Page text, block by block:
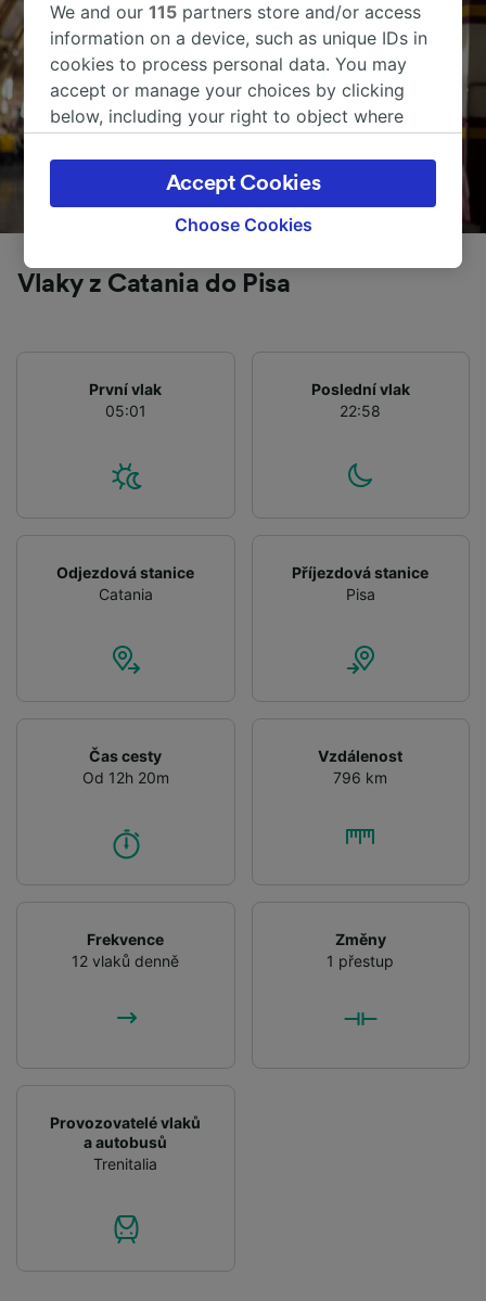
Vlaky z Catania do Pisa
První vlak
05:01
Poslední vlak
22:58
Odjezdová stanice
Catania
Příjezdová stanice
Pisa
Čas cesty
Od 12h 20m
Vzdálenost
796 km
Frekvence
12 vlaků denně
Změny
1 přestup
Provozovatelé vlaků
a autobusů
Trenitalia
We and our115 partners store and/or access
information on a device, such as unique IDs in
cookies to process personal data. You may
accept or manage your choices by clicking
below, including your right to object where
the privacy policy page. These choices will be
signaled to our partners and will not affect
browsing data. Your data will not be used for
track you.
device characteristics for identification. Store
and/or access information on a device.
Personalised advertising and content,
List of Partners
Choose Cookies
Accept Cookies